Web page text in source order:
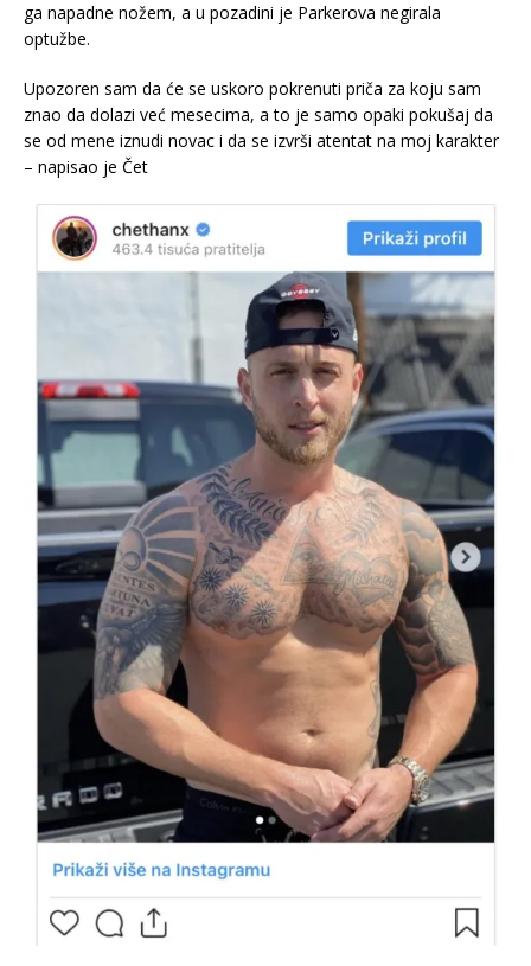
ga napadne nožem, a u pozadini je Parkerova negirala
optužbe.
Upozoren sam da će se uskoro pokrenuti priča za koju sam
znao da dolazi već mesecima, a to je samo opaki pokušaj da
se od mene iznudi novac i da se izvrši atentat na moj karakter
– napisao je Čet